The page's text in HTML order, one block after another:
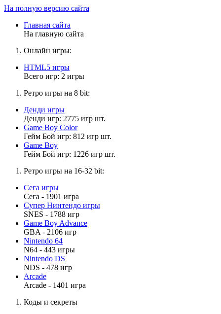
На полную версию сайта
Главная сайта
На главную сайта
Онлайн игры:
HTML5 игры
Всего игр: 2 игры
Ретро игры на 8 bit:
Денди игры
Денди игр: 2775 игр шт.
Game Boy Color
Гейм Бой игр: 812 игр шт.
Game Boy
Гейм Бой игр: 1226 игр шт.
Ретро игры на 16-32 bit:
Сега игры
Сега - 1901 игра
Супер Нинтендо игры
SNES - 1788 игр
Game Boy Advance
GBA - 2106 игр
Nintendo 64
N64 - 443 игры
Nintendo DS
NDS - 478 игр
Arcade
Arcade - 1401 игра
Коды и секреты